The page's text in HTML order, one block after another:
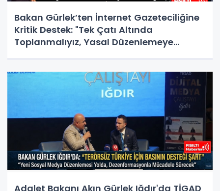
Bakan Gürlek’ten İnternet Gazeteciliğine
Kritik Destek: "Tek Çatı Altında
Toplanmalıyız, Yasal Düzenlemeye
Adalet Bakanı Akın Gürlek Iğdır'da TİGAD